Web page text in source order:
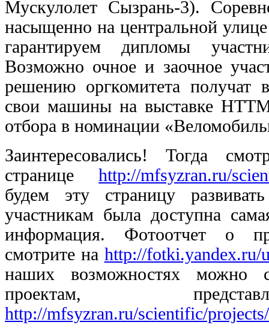
Мускулолет Сызрань-3).
насыщенно на центральной
гарантируем дипломы
Возможно очное и заочное
решению оргкомитета получат
свои машины на выставке
отбора в номинации
Заинтересовались! Тогда
страницеhttp://mfsyzran.ru/
будем эту страницу
участникам была доступна
информация. Фотоотчет о
смотрите на http://fotki.yandex.ru/
наших возможностях можно
проектам,
http://mfsyzran.ru/scientific/projects/